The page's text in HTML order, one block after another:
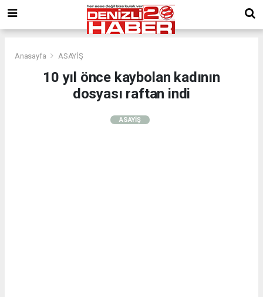
Anasayfa ASAYİŞ
10 yıl önce kaybolan kadının
dosyası raftan indi
ASAYİŞ